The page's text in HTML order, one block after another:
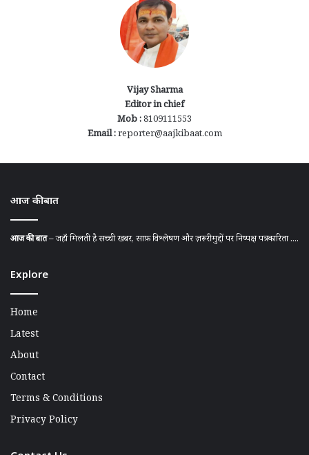
Vijay Sharma
Editor in chief
Mob :8109111553
Email :reporter@aajkibaat.com
आज की बात
आज की बात– जहाँ मिलती है सच्ची खबर, साफ़ विश्लेषण और ज़रूरी मुद्दों पर निष्पक्ष पत्रकारिता ....
Explore
Home
Latest
About
Contact
Terms & Conditions
Privacy Policy